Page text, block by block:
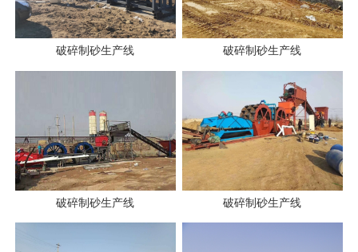
破碎制砂生产线 破碎制砂生产线
破碎制砂生产线 破碎制砂生产线